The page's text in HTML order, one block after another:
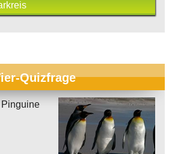
Quizfrage